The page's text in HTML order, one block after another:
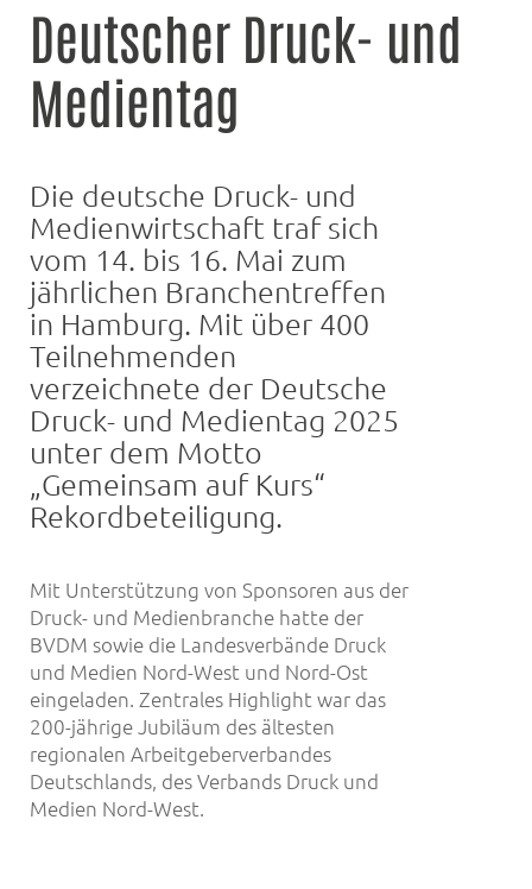
Deutscher Druck- und
Medientag
Die deutsche Druck- und
Medienwirtschaft traf sich
vom 14. bis 16. Mai zum
jährlichen Branchentreffen
in Hamburg. Mit über 400
Teilnehmenden
verzeichnete der Deutsche
Druck- und Medientag 2025
unter dem Motto
„Gemeinsam auf Kurs“
Rekordbeteiligung.
Mit Unterstützung von Sponsoren aus der
Druck- und Medienbranche hatte der
BVDM sowie die Landesverbände Druck
und Medien Nord-West und Nord-Ost
eingeladen. Zentrales Highlight war das
200-jährige Jubiläum des ältesten
regionalen Arbeitgeberverbandes
Deutschlands, des Verbands Druck und
Medien Nord-West.